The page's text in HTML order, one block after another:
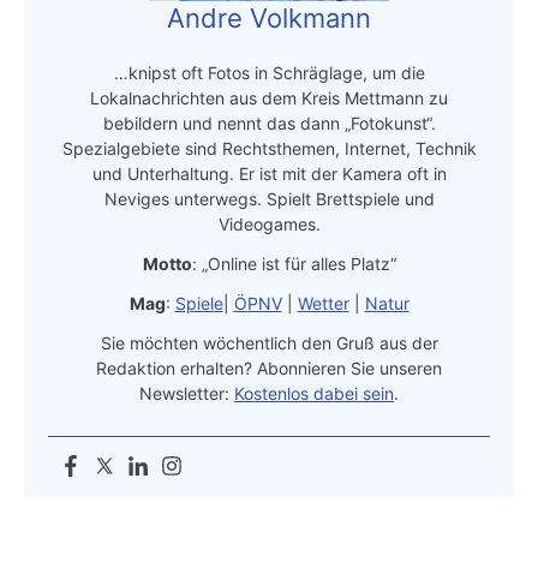
Andre Volkmann
…knipst oft Fotos in Schräglage, um die
Lokalnachrichten aus dem Kreis Mettmann zu
bebildern und nennt das dann „Fotokunst“.
Spezialgebiete sind Rechtsthemen, Internet, Technik
und Unterhaltung. Er ist mit der Kamera oft in
Neviges unterwegs. Spielt Brettspiele und
Videogames.
Motto: „Online ist für alles Platz“
Mag: Spiele| ÖPNV| Wetter| Natur
Sie möchten wöchentlich den Gruß aus der
Redaktion erhalten? Abonnieren Sie unseren
Newsletter: Kostenlos dabei sein.